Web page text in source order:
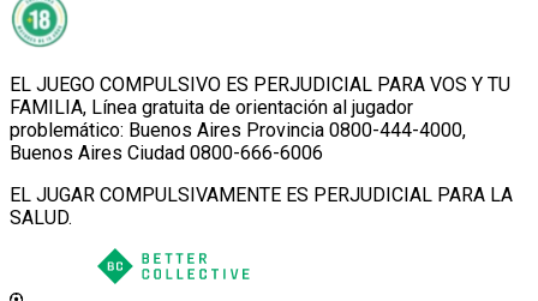
EL JUEGO COMPULSIVO ES PERJUDICIAL PARA VOS Y TU
FAMILIA, Línea gratuita de orientación al jugador
problemático: Buenos Aires Provincia 0800-444-4000,
Buenos Aires Ciudad 0800-666-6006
EL JUGAR COMPULSIVAMENTE ES PERJUDICIAL PARA LA
SALUD.